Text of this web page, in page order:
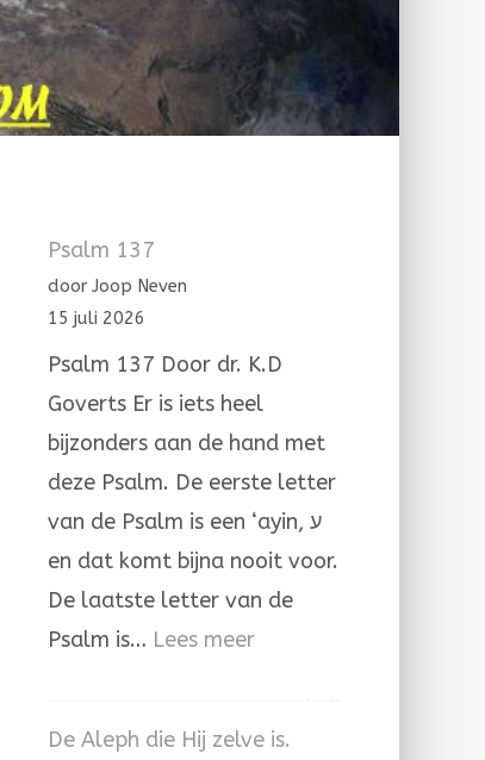
Psalm 137
door Joop Neven
15 juli 2026
Psalm 137 Door dr. K.D
Goverts Er is iets heel
bijzonders aan de hand met
deze Psalm. De eerste letter
van de Psalm is een ‘ayin, ע
en dat komt bijna nooit voor.
De laatste letter van de
Psalm is… Lees meer:
De Aleph die Hij zelve is.